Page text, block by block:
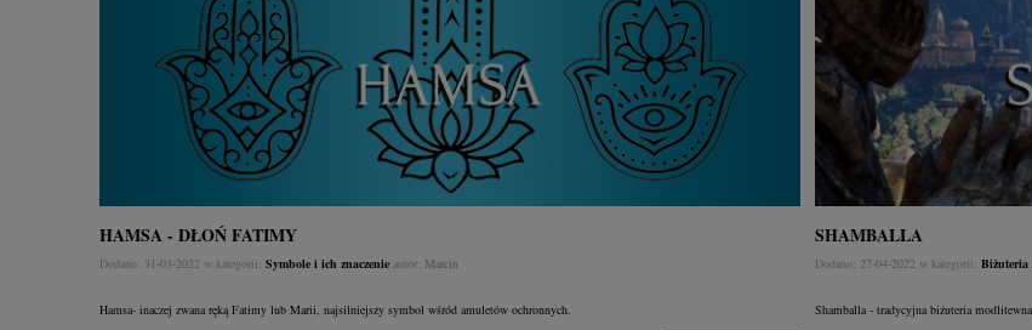
HAMSA - DŁOŃ FATIMY
Dodano: 31-03-2022 w kategorii: Symbole i ich znaczenie autor: Marcin
Hamsa- inaczej zwana ręką Fatimy lub Marii, najsilniejszy symbol wśród amuletów ochronnych.
SHAMBALLA
Dodano: 27-04-2022 w kategorii: Biżuteria
Shamballa - tradycyjna biżuteria